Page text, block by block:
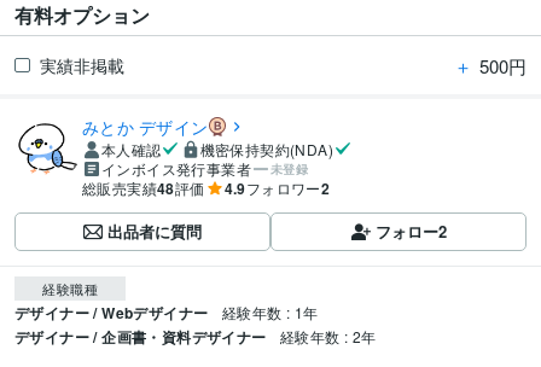
有料オプション
実績非掲載 ＋ 500円
みとか デザイン
本人確認
機密保持契約(NDA)
インボイス発行事業者
未登録
総販売実績48評価 4.9フォロワー2
出品者に質問 フォロー2
経験職種
デザイナー / Webデザイナー 経験年数 : 1年
デザイナー / 企画書・資料デザイナー 経験年数 : 2年